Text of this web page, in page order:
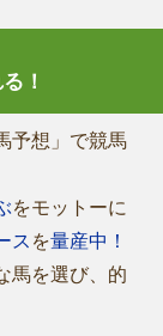
！
予想」で競馬
をモットーに
ス を量産中！
馬を選び、的